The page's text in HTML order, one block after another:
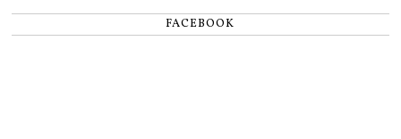
FACEBOOK